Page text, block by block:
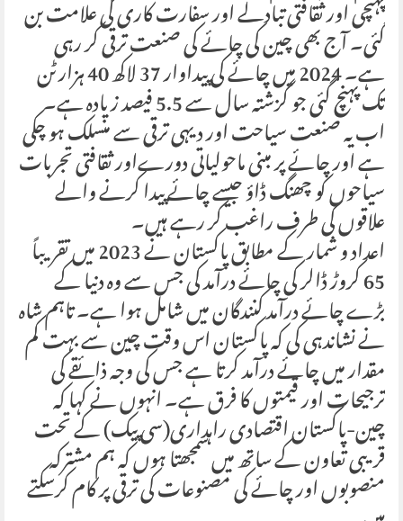
پہنچی اور ثقافتی تبادلے اور سفارت کاری کی علامت بن
گئی۔ آج بھی چین کی چائے کی صنعت ترقی کر رہی
ہے۔ 2024 میں چائے کی پیداوار 37 لاکھ 40 ہزار ٹن
تک پہنچ گئی جو گزشتہ سال سے 5.5 فیصد زیادہ ہے۔
اب یہ صنعت سیاحت اور دیہی ترقی سے منسلک ہو چکی
ہے اور چائے پر مبنی ماحولیاتی دورےاور ثقافتی تجربات
سیاحوں کو چھنگ ڈاؤ جیسے چائے پیدا کرنے والے
علاقوں کی طرف راغب کر رہے ہیں۔ اعداد و شمار کے مطابق پاکستان نے 2023 میں تقریباً
65 کروڑ ڈالر کی چائے درآمد کی جس سے وہ دنیا کے
بڑے چائے درآمد کنندگان میں شامل ہوا ہے۔ تاہم شاہ
نے نشاندہی کی کہ پاکستان اس وقت چین سے بہت کم
مقدار میں چائے درآمد کرتا ہے جس کی وجہ ذائقے کی
ترجیحات اور قیمتوں کا فرق ہے۔ انہوں نے کہا کہ
چین-پاکستان اقتصادی راہداری(سی پیک) کے تحت
قریبی تعاون کے ساتھ میں سمجھتا ہوں کہ ہم مشترکہ
منصوبوں اور چائے کی مصنوعات کی ترقی پر کام کرسکتے